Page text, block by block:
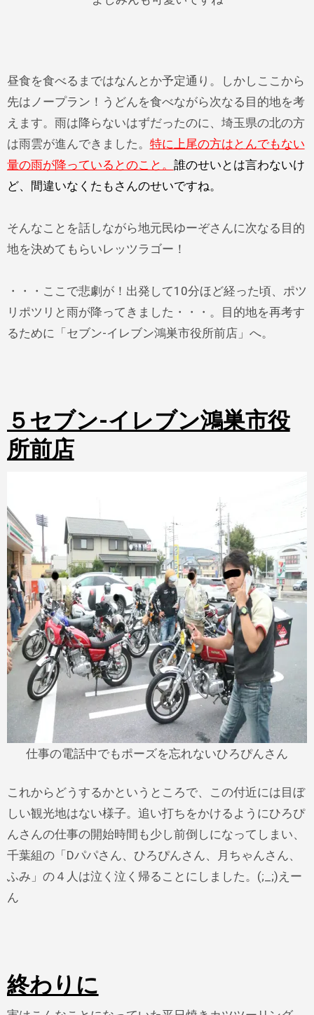
昼食を食べるまではなんとか予定通り。しかしここから
先はノープラン！うどんを食べながら次なる目的地を考
えます。雨は降らないはずだったのに、埼玉県の北の方
は雨雲が進んできました。 特に上尾の方はとんでもない
量の雨が降っているとのこと。 誰のせいとは言わないけ
ど、間違いなくたもさんのせいですね。
そんなことを話しながら地元民ゆーぞさんに次なる目的
地を決めてもらいレッツラゴー！
・・・ここで悲劇が！出発して10分ほど経った頃、ポツ
リポツリと雨が降ってきました・・・。目的地を再考す
るために「セブン-イレブン鴻巣市役所前店」へ。
５セブン-イレブン鴻巣市役
所前店
仕事の電話中でもポーズを忘れないひろぴんさん
これからどうするかというところで、この付近には目ぼ
しい観光地はない様子。追い打ちをかけるようにひろぴ
んさんの仕事の開始時間も少し前倒しになってしまい、
千葉組の「Dパパさん、ひろぴんさん、月ちゃんさん、
ふみ」の４人は泣く泣く帰ることにしました。(;_;)えー
ん
終わりに